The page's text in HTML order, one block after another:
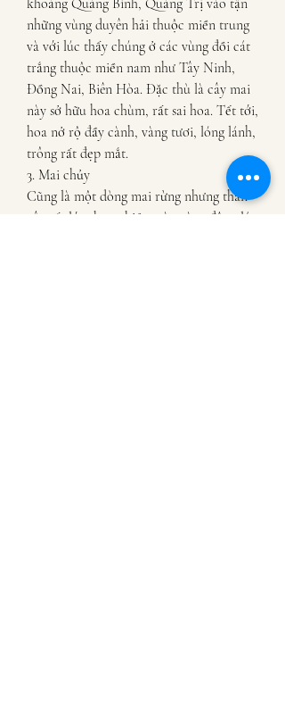
khoảng Quảng Bình, Quảng Trị vào tận
những vùng duyên hải thuộc miền trung
và với lúc thấy chúng ở các vùng đồi cát
trắng thuộc miền nam như Tây Ninh,
Đồng Nai, Biên Hòa. Đặc thù là cây mai
này sở hữu hoa chùm, rất sai hoa. Tết tới,
hoa nở rộ đầy cành, vàng tươi, lóng lánh,
trông rất đẹp mắt.
3. Mai chủy
Cũng là một dòng mai rừng nhưng thân
cây rất lớn, hoa nhiều màu vàng đậm, lá